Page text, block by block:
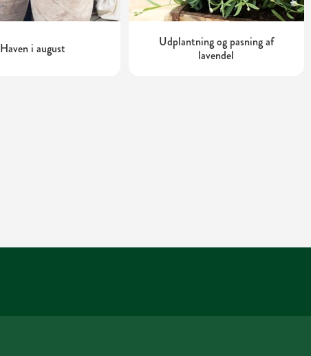
Haven i august
Udplantning og pasning af
lavendel